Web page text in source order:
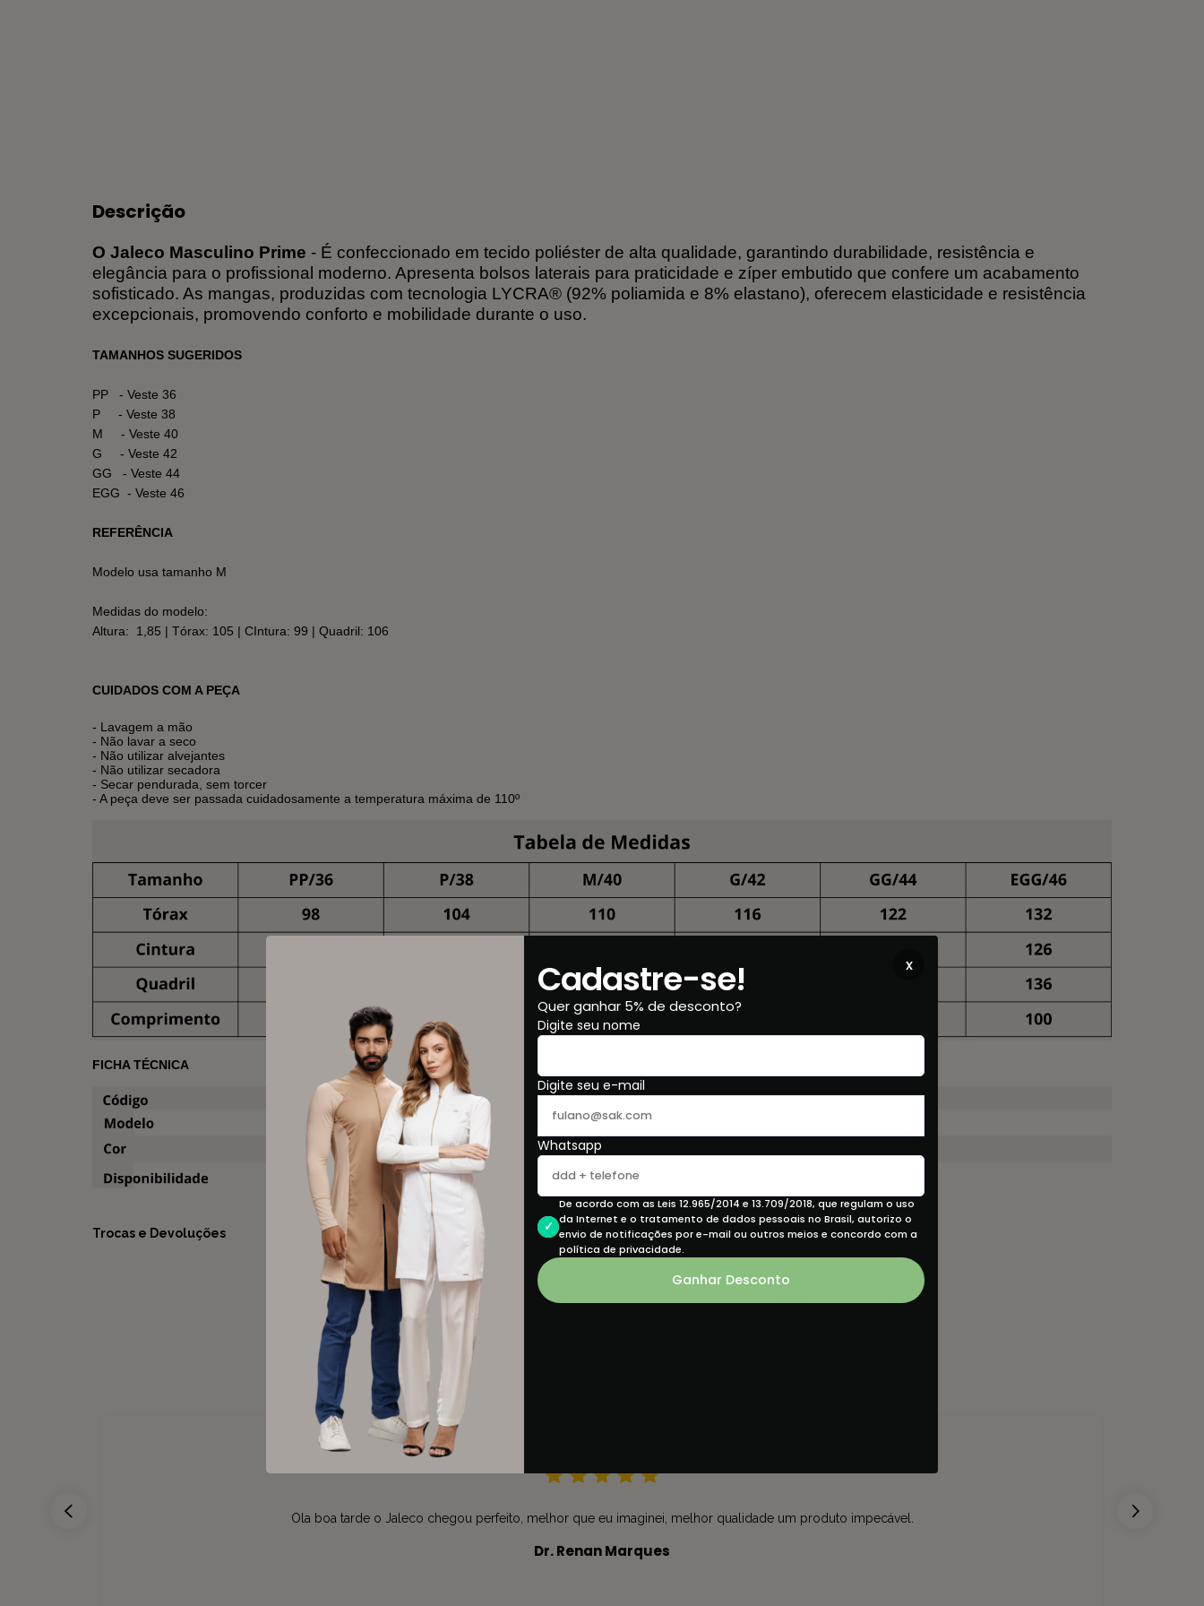
Descrição
O Jaleco Masculino Prime - É confeccionado em tecido poliéster de alta qualidade, garantindo durabilidade, resistência e
elegância para o profissional moderno. Apresenta bolsos laterais para praticidade e zíper embutido que confere um acabamento
sofisticado. As mangas, produzidas com tecnologia LYCRA® (92% poliamida e 8% elastano), oferecem elasticidade e resistência
excepcionais, promovendo conforto e mobilidade durante o uso.
TAMANHOS SUGERIDOS
PP - Veste 36
P - Veste 38
M - Veste 40
G - Veste 42
GG - Veste 44
EGG - Veste 46
REFERÊNCIA
Modelo usa tamanho M
Medidas do modelo:
Altura: 1,85 | Tórax: 105 | CIntura: 99 | Quadril: 106
CUIDADOS COM A PEÇA
- Lavagem a mão
- Não lavar a seco
- Não utilizar alvejantes
- Não utilizar secadora
- Secar pendurada, sem torcer
- A peça deve ser passada cuidadosamente a temperatura máxima de 110º
FICHA TÉCNICA
Trocas e Devoluções
DEPOIMENTOS
Ola boa tarde o Jaleco chegou perfeito, melhor que eu imaginei, melhor qualidade um produto impecável.
Dr. Renan Marques
x
Cadastre-se!
Quer ganhar 5% de desconto?
Digite seu nome
Digite seu e-mail
Whatsapp
De acordo com as Leis 12.965/2014 e 13.709/2018, que regulam o uso
da Internet e o tratamento de dados pessoais no Brasil, autorizo o
envio de notificações por e-mail ou outros meios e concordo com a
política de privacidade.
Ganhar Desconto